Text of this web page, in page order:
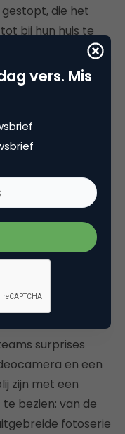
gestopt, die het
bij hun huis te
eenmaal thuis
surprises
en een
zijn met een
bezien: van de
fotoserie
vers. Mis